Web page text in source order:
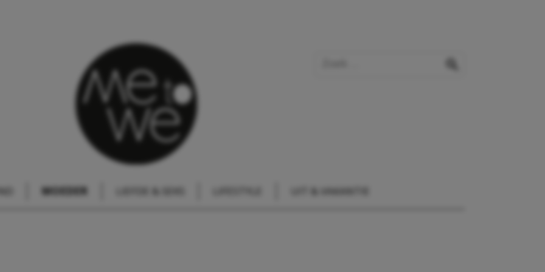
MOEDER LIEFDE & SEKS UIT & VAKANTIE